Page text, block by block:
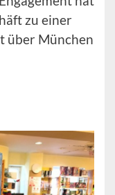
zu einer
über München